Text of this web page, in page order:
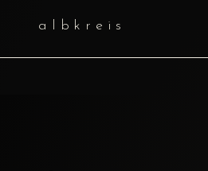
albkreis